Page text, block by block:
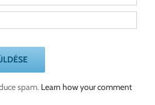
spam. Learn how your comment